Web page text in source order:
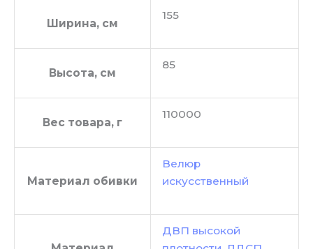
Ширина, см
155
Высота, см
85
Вес товара, г
110000
Материал обивки
Велюр
искусственный
ДВП высокой